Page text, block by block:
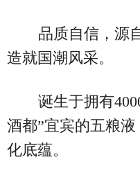
品质自信，源
造就国潮风采。
诞生于拥有
酒都”宜宾的五粮
化底蕴。